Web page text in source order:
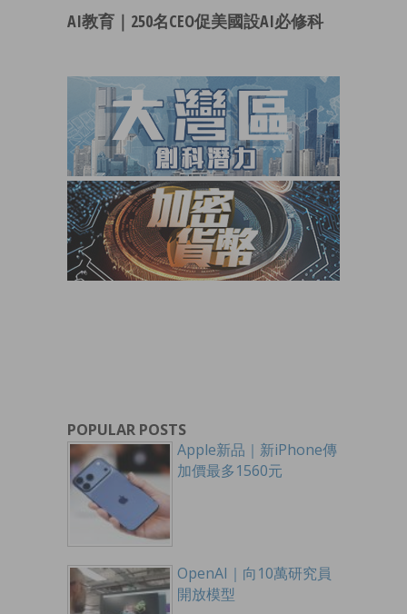
AI教育｜250名CEO促美國設AI必修科
POPULAR POSTS
Apple新品｜新iPhone傳
加價最多1560元
OpenAI｜向10萬研究員
開放模型